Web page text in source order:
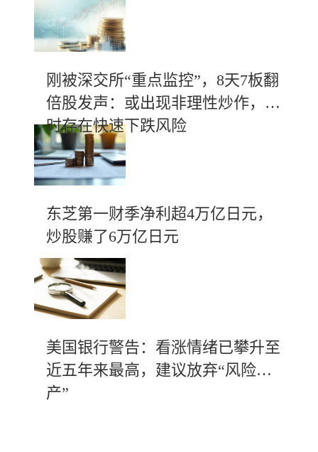
刚被深交所“重点监控”，8天7板翻
倍股发声：或出现非理性炒作，随
时存在快速下跌风险
东芝第一财季净利超4万亿日元，
炒股赚了6万亿日元
美国银行警告：看涨情绪已攀升至
近五年来最高，建议放弃“风险资
产”